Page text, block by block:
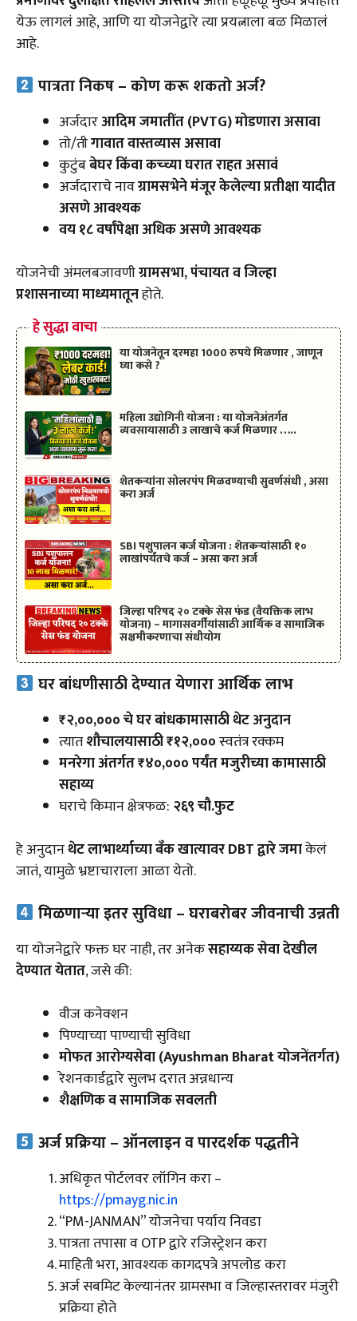
येऊ लागलं आहे, आणि या योजनेद्वारे त्या प्रयत्नाला बळ मिळालं
आहे.
पात्रता निकष – कोण करू शकतो अर्ज?
अर्जदारआदिम जमातींत (PVTG) मोडणारा असावा
तो/तीगावात वास्तव्यास असावा
कुटुंबबेघर किंवा कच्च्या घरात राहत असावं
अर्जदाराचे नावग्रामसभेने मंजूर केलेल्या प्रतीक्षा यादीत
असणे आवश्यक
वय १८ वर्षांपेक्षा अधिक असणे आवश्यक
योजनेची अंमलबजावणीग्रामसभा, पंचायत व जिल्हा
प्रशासनाच्या माध्यमातूनहोते.
हे सुद्धा वाचा
या योजनेतून दरमहा 1000 रुपये मिळणार , जाणून
घ्या कसे ?
महिला उद्योगिनी योजना : या योजनेअंतर्गत
व्यवसायासाठी 3 लाखाचे कर्ज मिळणार …..
शेतकऱ्यांना सोलरपंप मिळवण्याची सुवर्णसंधी , असा
करा अर्ज
SBI पशुपालन कर्ज योजना : शेतकऱ्यांसाठी १०
लाखांपर्यंतचे कर्ज – असा करा अर्ज
जिल्हा परिषद २० टक्के सेस फंड (वैयक्तिक लाभ
योजना) – मागासवर्गीयांसाठी आर्थिक व सामाजिक
सक्षमीकरणाचा संधीयोग
घर बांधणीसाठी देण्यात येणारा आर्थिक लाभ
₹२,००,००० चे घर बांधकामासाठी थेट अनुदान
त्यातशौचालयासाठी ₹१२,०००स्वतंत्र रक्कम
मनरेगा अंतर्गत ₹४०,००० पर्यंत मजुरीच्या कामासाठी
सहाय्य
घराचे किमान क्षेत्रफळ: २६९ चौ.फुट
हे अनुदानथेट लाभार्थ्याच्या बँक खात्यावर DBT द्वारे जमाकेलं
जातं, यामुळे भ्रष्टाचाराला आळा येतो.
मिळणाऱ्या इतर सुविधा – घराबरोबर जीवनाची उन्नती
या योजनेद्वारे फक्त घर नाही, तर अनेकसहाय्यक सेवा देखील
देण्यात येतात, जसे की:
वीज कनेक्शन
पिण्याच्या पाण्याची सुविधा
मोफत आरोग्यसेवा (Ayushman Bharat योजनेंतर्गत)
रेशनकार्डद्वारे सुलभ दरात अन्नधान्य
शैक्षणिक व सामाजिक सवलती
अर्ज प्रक्रिया – ऑनलाइन व पारदर्शक पद्धतीने
अधिकृत पोर्टलवर लॉगिन करा –
https://pmayg.nic.in
“PM-JANMAN” योजनेचा पर्याय निवडा
पात्रता तपासा व OTP द्वारे रजिस्ट्रेशन करा
माहिती भरा, आवश्यक कागदपत्रे अपलोड करा
अर्ज सबमिट केल्यानंतर ग्रामसभा व जिल्हास्तरावर मंजुरी
प्रक्रिया होते